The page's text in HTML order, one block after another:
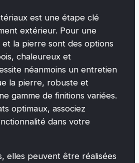
est une étape clé
extérieur. Pour une
la pierre sont des options
chaleureux et
néanmoins un entretien
la pierre, robuste et
gamme de finitions variées.
optimaux, associez
dans votre
elles peuvent être réalisées